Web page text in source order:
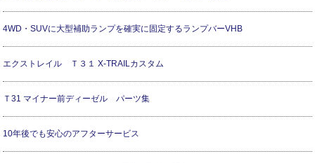
4WD・SUVに大型補助ランプを確実に固定するランプバーVHB
エクストレイル Ｔ３１ X-TRAILカスタム
Ｔ31 マイナー前ディーゼル パーツ集
10年後でも安心のアフターサービス